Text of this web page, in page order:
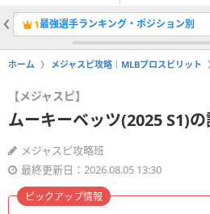
1最強選手ランキング・ポジション別
ホーム メジャスピ攻略｜MLBプロスピリット
【メジャスピ】
ムーキーベッツ(2025 S1)
メジャスピ攻略班
最終更新日：2026.08.05 13:30
ピックアップ情報